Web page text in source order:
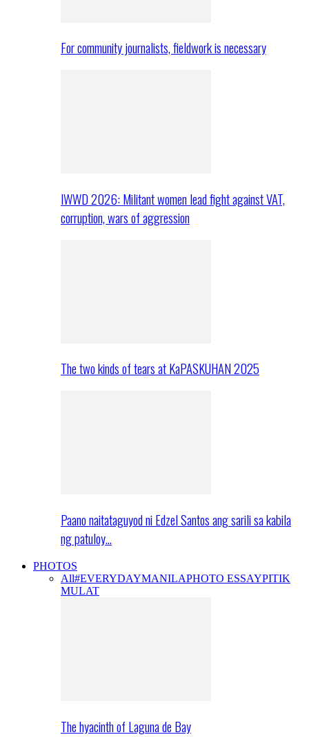
For community journalists, fieldwork is necessary
IWWD 2026: Militant women lead fight against VAT,
corruption, wars of aggression
The two kinds of tears at KaPASKUHAN 2025
Paano naitataguyod ni Edzel Santos ang sarili sa kabila
ng patuloy…
PHOTOS
All#EVERYDAYMANILAPHOTO ESSAYPITIK
MULAT
The hyacinth of Laguna de Bay